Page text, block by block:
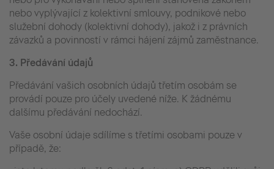
nebo vyplývající z kolektivní smlouvy, podnikové nebo
služební dohody (kolektivní dohody), jakož i z právních
závazků a povinností v rámci hájení zájmů zaměstnance.
3. Předávání údajů
Předávání vašich osobních údajů třetím osobám se
provádí pouze pro účely uvedené níže. K žádnému
dalšímu předávání nedochází.
Vaše osobní údaje sdílíme s třetími osobami pouze v
případě, že: